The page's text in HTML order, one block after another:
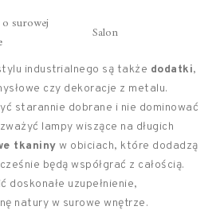
surowej
Salon
industrialnego są także dodatki,
czy dekoracje z metalu.
starannie dobrane i nie dominować
lampy wiszące na długich
tkaniny w obiciach, które dodadzą
będą współgrać z całością.
doskonałe uzupełnienie,
natury w surowe wnętrze.